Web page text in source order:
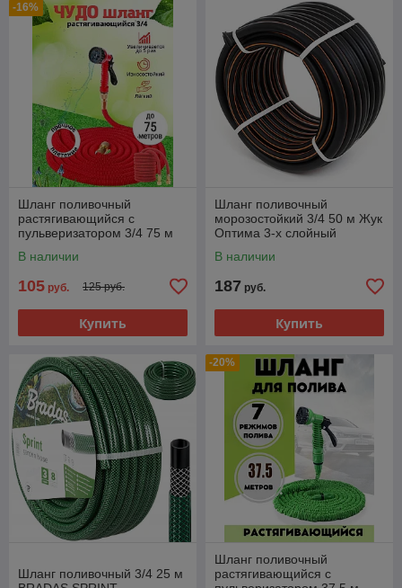
-16%
Шланг поливочный
растягивающийся с
пульверизатором 3/4 75 м
В наличии
105 руб. 125 руб.
Купить
Шланг поливочный
морозостойкий 3/4 50 м Жук
Оптима 3-х слойный
В наличии
187 руб.
Купить
Шланг поливочный 3/4 25 м
-20%
Шланг поливочный
растягивающийся с